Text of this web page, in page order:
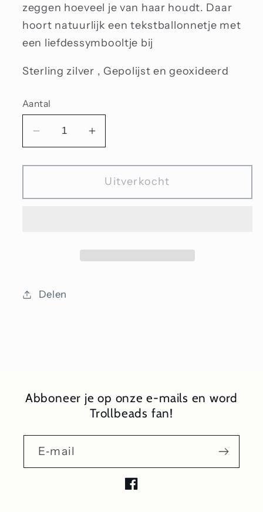
zeggen hoeveel je van haar houdt. Daar
hoort natuurlijk een tekstballonnetje met
een liefdessymbooltje bij
Sterling zilver , Gepolijst en geoxideerd
Aantal
Aantal
voor
bubble
Aantal
voor
Love
bubble
Uitverkocht
Delen
Abboneer je op onze e-mails en word
Trollbeads fan!
E‑mail
Facebook